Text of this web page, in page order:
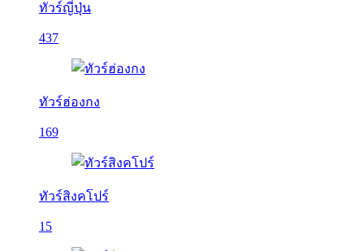
ทัวร์ญี่ปุ่น
437
ทัวร์ฮ่องกง
169
ทัวร์สิงคโปร์
15